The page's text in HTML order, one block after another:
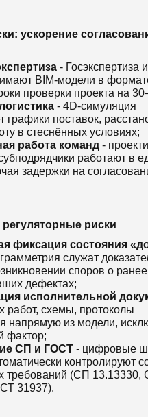
ускорение
- Госэкспертиза
BIM-модели в
проверки проекта на
- 4D-симуляция
графики поставок,
в стеснённых условиях;
работа команд -
работают в
задержки на
риски
фиксация состояния
служат
споров о ранее
дефектах;
исполнительной
работ, схемы, протоколы
напрямую из модели,
фактор;
СП и ГОСТ - цифровые
контролируют
требований (СП 13.13330,
31937).